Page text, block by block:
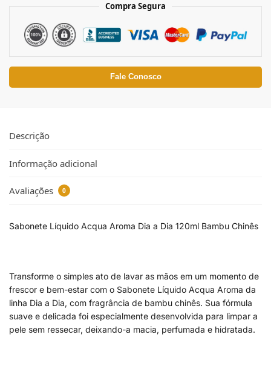
Compra Segura
Fale Conosco
Descrição
Informação adicional
Avaliações 0
Sabonete Líquido Acqua Aroma Dia a Dia 120ml Bambu Chinês
Transforme o simples ato de lavar as mãos em um momento de
frescor e bem-estar com o Sabonete Líquido Acqua Aroma da
linha Dia a Dia, com fragrância de bambu chinês. Sua fórmula
suave e delicada foi especialmente desenvolvida para limpar a
pele sem ressecar, deixando-a macia, perfumada e hidratada.